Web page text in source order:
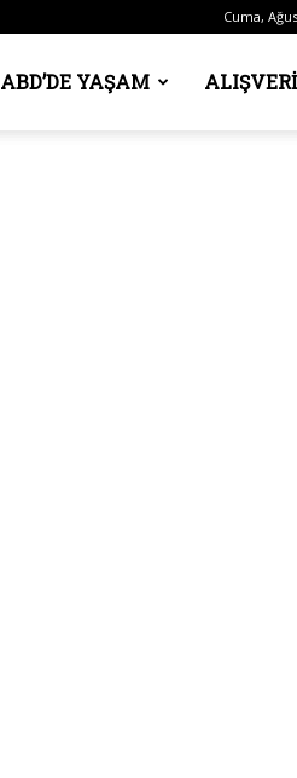
Cuma,
ABD’DE YAŞAM